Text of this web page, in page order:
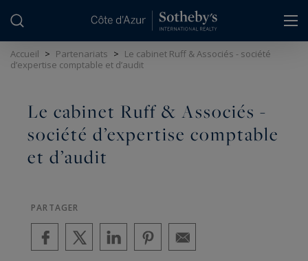
Accueil > Partenariats > Le cabinet Ruff & Associés - société
d’expertise comptable et d’audit
Le cabinet Ruff & Associés -
société d’expertise comptable
et d’audit
PARTAGER